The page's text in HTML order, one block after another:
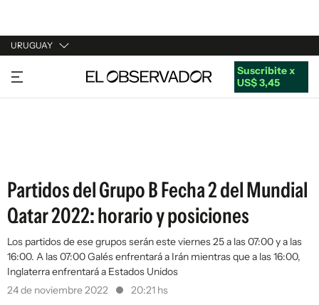
URUGUAY
URUGUAY
ARGENTINA
Suscribite x
US$ 3,45
Partidos del Grupo B Fecha 2 del Mundial
Qatar 2022: horario y posiciones
Los partidos de ese grupos serán este viernes 25 a las 07:00 y a las
16:00. A las 07:00 Galés enfrentará a Irán mientras que a las 16:00,
Inglaterra enfrentará a Estados Unidos
24 de noviembre 2022
20:21 hs